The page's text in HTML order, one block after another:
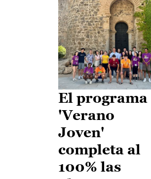
El programa
'Verano
Joven'
completa al
100% las